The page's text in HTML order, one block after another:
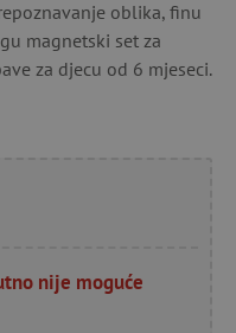
oblika, finu
magnetski set za
za djecu od 6 mjeseci.
nije moguće